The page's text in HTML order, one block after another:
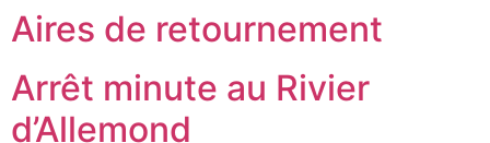
Aires de retournement
Arrêt minute au Rivier
d’Allemond